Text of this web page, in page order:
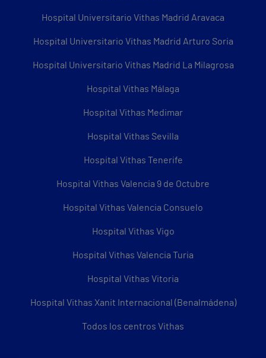
Hospital Universitario Vithas Madrid Aravaca
Hospital Universitario Vithas Madrid Arturo Soria
Hospital Universitario Vithas Madrid La Milagrosa
Hospital Vithas Málaga
Hospital Vithas Medimar
Hospital Vithas Sevilla
Hospital Vithas Tenerife
Hospital Vithas Valencia 9 de Octubre
Hospital Vithas Valencia Consuelo
Hospital Vithas Vigo
Hospital Vithas Valencia Turia
Hospital Vithas Vitoria
Hospital Vithas Xanit Internacional (Benalmádena)
Todos los centros Vithas